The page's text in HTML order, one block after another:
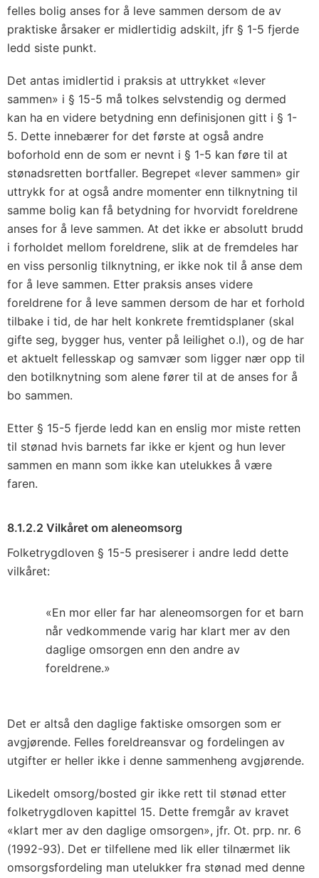
felles bolig anses for å leve sammen dersom de av
praktiske årsaker er midlertidig adskilt, jfr § 1-5 fjerde
ledd siste punkt.
Det antas imidlertid i praksis at uttrykket «lever
sammen» i § 15-5 må tolkes selvstendig og dermed
kan ha en videre betydning enn definisjonen gitt i § 1-
5. Dette innebærer for det første at også andre
boforhold enn de som er nevnt i § 1-5 kan føre til at
stønadsretten bortfaller. Begrepet «lever sammen» gir
uttrykk for at også andre momenter enn tilknytning til
samme bolig kan få betydning for hvorvidt foreldrene
anses for å leve sammen. At det ikke er absolutt brudd
i forholdet mellom foreldrene, slik at de fremdeles har
en viss personlig tilknytning, er ikke nok til å anse dem
for å leve sammen. Etter praksis anses videre
foreldrene for å leve sammen dersom de har et forhold
tilbake i tid, de har helt konkrete fremtidsplaner (skal
gifte seg, bygger hus, venter på leilighet o.l), og de har
et aktuelt fellesskap og samvær som ligger nær opp til
den botilknytning som alene fører til at de anses for å
bo sammen.
Etter § 15-5 fjerde ledd kan en enslig mor miste retten
til stønad hvis barnets far ikke er kjent og hun lever
sammen en mann som ikke kan utelukkes å være
faren.
8.1.2.2 Vilkåret om aleneomsorg
Folketrygdloven § 15-5 presiserer i andre ledd dette
vilkåret:
«En mor eller far har aleneomsorgen for et barn
når vedkommende varig har klart mer av den
daglige omsorgen enn den andre av
foreldrene.»
Det er altså den daglige faktiske omsorgen som er
avgjørende. Felles foreldreansvar og fordelingen av
utgifter er heller ikke i denne sammenheng avgjørende.
Likedelt omsorg/bosted gir ikke rett til stønad etter
folketrygdloven kapittel 15. Dette fremgår av kravet
«klart mer av den daglige omsorgen», jfr. Ot. prp. nr. 6
(1992-93). Det er tilfellene med lik eller tilnærmet lik
omsorgsfordeling man utelukker fra stønad med denne